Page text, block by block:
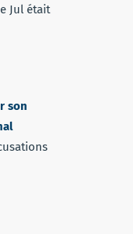
Jul était
son